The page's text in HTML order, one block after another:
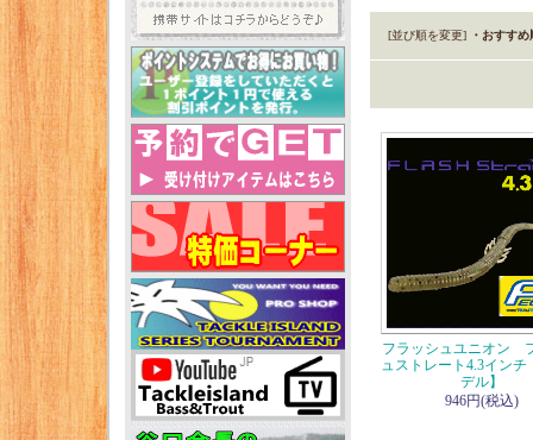
[並び順を変更] ・おすすめ
フラッシュユニオン
ュストレート4.3インチ
デル】
946円(税込)